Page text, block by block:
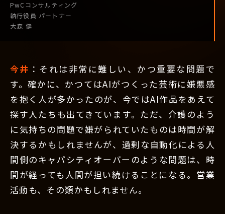
PwCコンサルティング
執行役員 パートナー
大森 健
今井 ：それは非常に難しい、かつ重要な問題で
す。確かに、かつてはAIがつくった芸術に嫌悪感
を抱く人が多かったのが、今ではAI作品をあえて
探す人たちも出てきています。ただ、介護のよう
に気持ちの問題で嫌がられていたものは時間が解
決するかもしれませんが、過剰な自動化による人
間側のキャパシティオーバーのような問題は、時
間が経っても人間が担い続けることになる。営業
活動も、その類かもしれません。